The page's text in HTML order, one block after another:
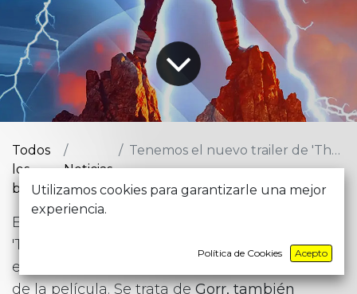
Todos
los
blogs
Noticias
Tenemos el nuevo trailer de 'Thor: Love and Thunder' y revela a su villano
El nuevo trailer de la próxima película Marvel,
'Thor: Love and Thunder' viene con sorpresa:
en él vemos en toda su gloria al nuevo villano
de la película. Se trata deGorr, también
Utilizamos cookies para garantizarle una mejor
experiencia.
Política de Cookies Acepto